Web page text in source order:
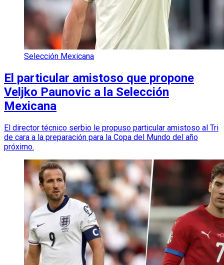
Selección Mexicana
El particular amistoso que propone
Veljko Paunovic a la Selección
Mexicana
El director técnico serbio le propuso particular amistoso al Tri
de cara a la preparación para la Copa del Mundo del año
próximo.